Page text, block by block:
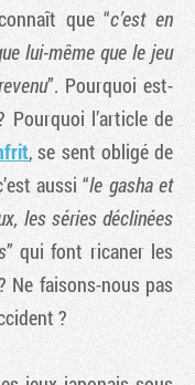
que “c’est en
lui-même que le jeu
”. Pourquoi est-
Pourquoi l’article de
, se sent obligé de
aussi “le gasha et
les séries déclinées
” qui font ricaner les
Ne faisons-nous pas
?